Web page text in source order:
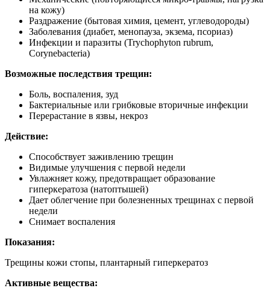
на кожу)
Раздражение (бытовая химия, цемент, углеводороды)
Заболевания (диабет, менопауза, экзема, псориаз)
Инфекции и паразиты (Trychophyton rubrum,
Corynebacteria)
Возможные последствия трещин:
Боль, воспаления, зуд
Бактериальные или грибковые вторичные инфекции
Перерастание в язвы, некроз
Действие:
Способствует заживлению трещин
Видимые улучшения с первой недели
Увлажняет кожу, предотвращает образование
гиперкератоза (натоптышей)
Дает облегчение при болезненных трещинах с первой
недели
Снимает воспаления
Показания:
Трещины кожи стопы, плантарный гиперкератоз
Активные вещества: